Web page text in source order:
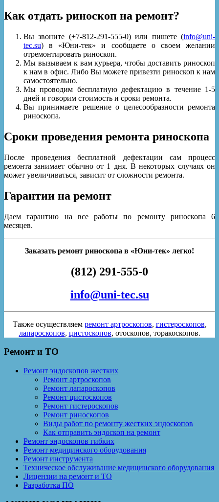
Как отдать риноскоп на ремонт?
Вы звоните (+7-812-291-555-0) или пишете (info@uni-
tec.su) в «Юни-тек» и сообщаете о своем желании
отремонтировать риноскоп.
Мы вызываем к вам курьера, чтобы доставить риноскоп
к нам в офис. Либо Вы можете привезти риноскоп к нам
самостоятельно.
Мы проводим бесплатную дефектацию в течение 1-5
дней и говорим стоимость и сроки ремонта.
Вы принимаете решение о целесообразности ремонта
риноскопа.
Сроки проведения ремонта риноскопа
После проведения бесплатной дефектации сам процесс
ремонта занимает обычно от 1 дня. В некоторых случаях он
может увеличиваться, зависит от сложности ремонта.
Гарантии на ремонт
Даем гарантию на все работы по ремонту риноскопа 6
месяцев.
Заказать ремонт риноскопа в «Юни-тек» легко!
(812) 291-555-0
info@uni-tec.su
Также осуществляем ремонт артроскопов, гистероскопов,
лапароскопов, цистоскопов, отоскопов, торакоскопов.
Ремонт и ТО
Ремонт эндоскопов жестких
Ремонт артроскопов
Ремонт лапароскопов
Ремонт цистоскопов
Ремонт гистероскопов
Ремонт риноскопов
Виды работ по ремонту жестких эндоскопов
Как отправить эндоскоп на ремонт
Ремонт эндоскопов гибких
Ремонт медицинского оборудования
Ремонт инструмента
Техническое обслуживание медицинского оборудования
Лицензии на ремонт и ТО
Разработка ПО